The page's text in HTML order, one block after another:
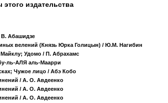
издательства
Абашидзе
велений (Князь Юрка Голицын) / Ю.М. Нагибин
Удомо/ П. Абрахамс
ль-АЛЯ аль-Маарри
Чужое лицо/ Абэ Кобо
/ А. О. Авдеенко
/ А. О. Авдеенко
/ А. О. Авдеенко